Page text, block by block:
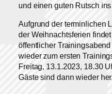
und einen guten Rutsch
Aufgrund der terminlichen
der Weihnachtsferien
öffentlicher
wieder zum ersten
Freitag, 13.1.2023, 18.30
Gäste sind dann wieder